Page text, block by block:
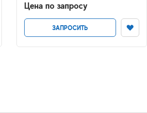
Цена по запросу
ЗАПРОСИТЬ